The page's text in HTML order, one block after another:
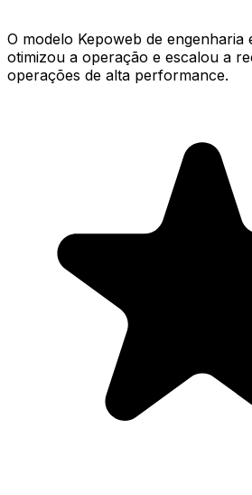
O modelo Kepoweb de engenharia
otimizou a operação e escalou a
operações de alta performance.